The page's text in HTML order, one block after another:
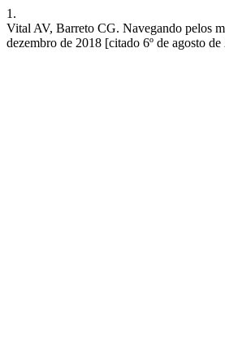
1.
Vital AV, Barreto CG. Navegando pelos
dezembro de 2018 [citado 6º de agosto